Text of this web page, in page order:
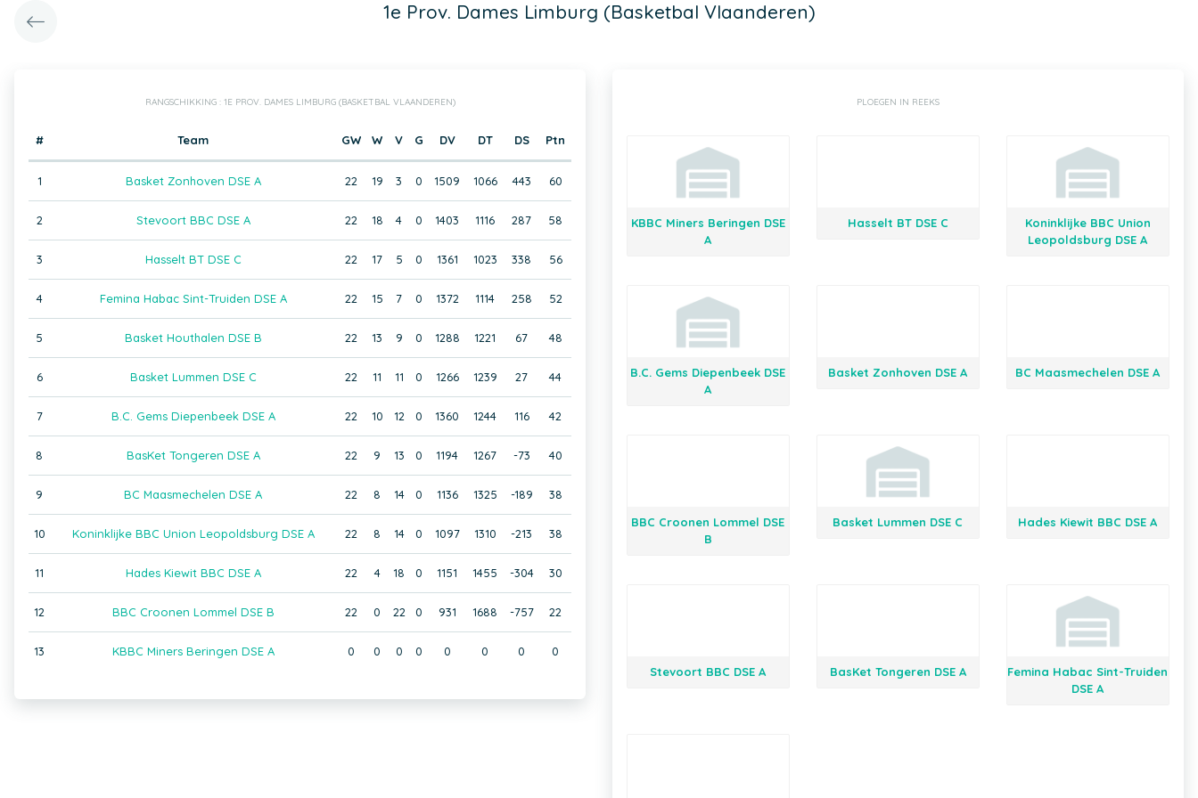
1e Prov. Dames Limburg (Basketbal Vlaanderen)
RANGSCHIKKING : 1E PROV. DAMES LIMBURG (BASKETBAL VLAANDEREN)
# Team GW W V G DV DT DS Ptn
1 Basket Zonhoven DSE A 22 19 3 0 1509 1066 443 60
2 Stevoort BBC DSE A 22 18 4 0 1403 1116 287 58
3 Hasselt BT DSE C 22 17 5 0 1361 1023 338 56
4 Femina Habac Sint-Truiden DSE A 22 15 7 0 1372 1114 258 52
5 Basket Houthalen DSE B 22 13 9 0 1288 1221 67 48
6 Basket Lummen DSE C 22 11 11 0 1266 1239 27 44
7 B.C. Gems Diepenbeek DSE A 22 10 12 0 1360 1244 116 42
8 BasKet Tongeren DSE A 22 9 13 0 1194 1267 -73 40
9 BC Maasmechelen DSE A 22 8 14 0 1136 1325 -189 38
10 Koninklijke BBC Union Leopoldsburg DSE A 22 8 14 0 1097 1310 -213 38
11 Hades Kiewit BBC DSE A 22 4 18 0 1151 1455 -304 30
12 BBC Croonen Lommel DSE B 22 0 22 0 931 1688 -757 22
13 KBBC Miners Beringen DSE A 0 0 0 0 0 0 0 0
PLOEGEN IN REEKS
KBBC Miners Beringen DSE
A
Hasselt BT DSE C
Koninklijke BBC Union
Leopoldsburg DSE A
B.C. Gems Diepenbeek DSE
A
Basket Zonhoven DSE A BC Maasmechelen DSE A
BBC Croonen Lommel DSE
B
Basket Lummen DSE C Hades Kiewit BBC DSE A
Stevoort BBC DSE A BasKet Tongeren DSE A
Femina Habac Sint-Truiden
DSE A